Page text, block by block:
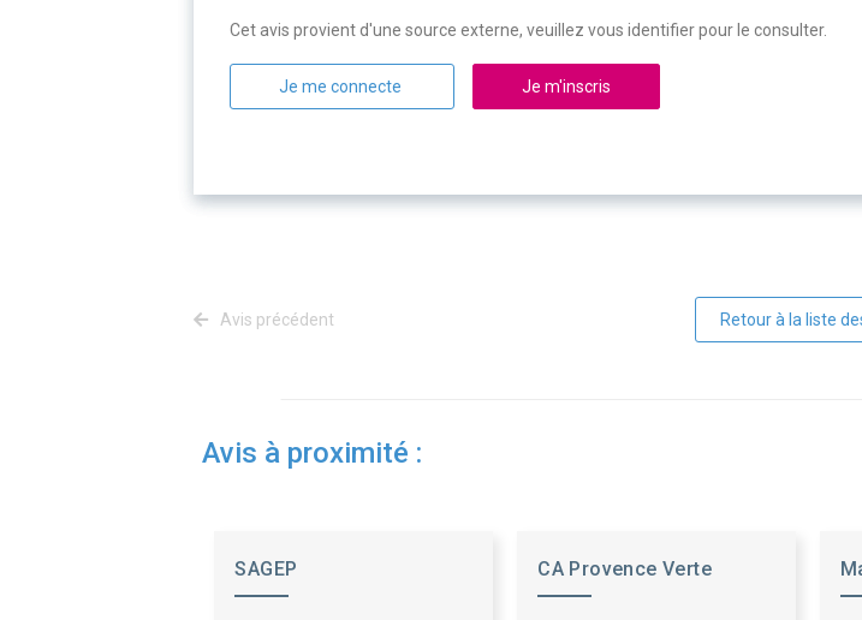
Cet avis provient d'une source externe, veuillez vous identifier pour le consulter.
Je me connecte Je m'inscris
Avis précédent Retour à la liste
Avis à proximité :
SAGEP CA Provence Verte